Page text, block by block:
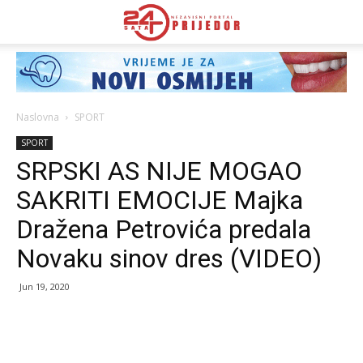
Naslovna SPORT
SPORT
SRPSKI AS NIJE MOGAO
SAKRITI EMOCIJE Majka
Dražena Petrovića predala
Novaku sinov dres (VIDEO)
Jun 19, 2020